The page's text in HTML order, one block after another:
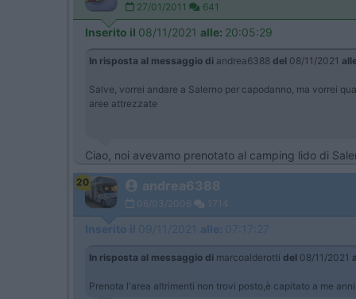
27/01/2011 641
Inserito il 08/11/2021 alle: 20:05:29
In risposta al messaggio di andrea6388 del 08/11/2021
Salve, vorrei andare a Salerno per capodanno, ma vorrei
aree attrezzate
Ciao, noi avevamo prenotato al camping lido di
20 andrea6388
06/03/2006 1714
Inserito il 09/11/2021 alle: 07:17:27
In risposta al messaggio di marcoalderotti del 08/11/2021
Prenota l'area altrimenti non trovi posto,è capitato a me